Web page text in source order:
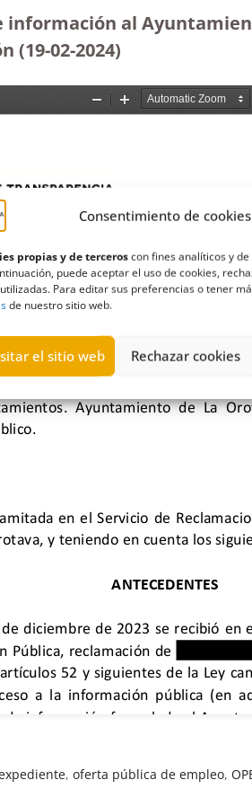
Consentimiento de cookies
propias y de terceroscon fines analíticos y
puede aceptar el uso de cookies,
Para editar sus preferencias o tener
de nuestro sitio web.
el sitio web Rechazar cookies
al
(19-02-2024)
,oferta pública de empleo,